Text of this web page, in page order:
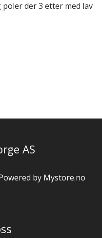
poler der 3 etter med lav
AS
by Mystore.no